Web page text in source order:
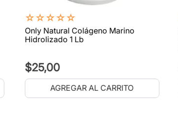
☆☆☆☆☆
Only Natural Colágeno Marino
Hidrolizado 1 Lb
$25,00
AGREGAR AL CARRITO